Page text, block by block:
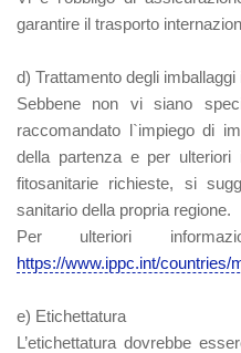
garantire il trasporto
d) Trattamento degli imballaggi
Sebbene non vi siano
raccomandato l`impiego di
della partenza e per ulteriori
fitosanitarie richieste, si
sanitario della propria regione.
Per ulteriori
https://www.ippc.int/countries/
e) Etichettatura
L’etichettatura dovrebbe